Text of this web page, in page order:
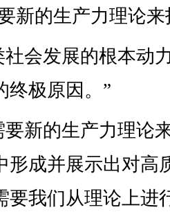
新的生产力理论来
社会发展的根本动
终极原因。”
要新的生产力理论
形成并展示出对高
要我们从理论上进